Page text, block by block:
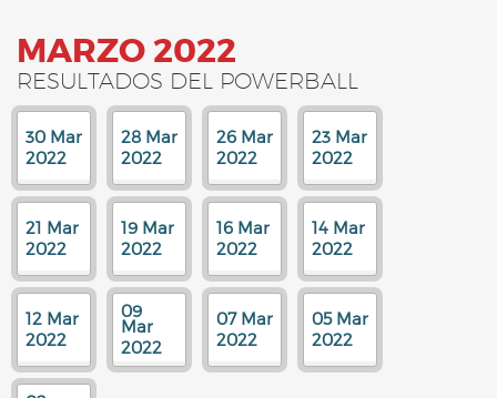
MARZO 2022
RESULTADOS DEL POWERBALL
30 Mar
2022
28 Mar
2022
26 Mar
2022
23 Mar
2022
21 Mar
2022
19 Mar
2022
16 Mar
2022
14 Mar
2022
12 Mar
2022
09
Mar
2022
07 Mar
2022
05 Mar
2022